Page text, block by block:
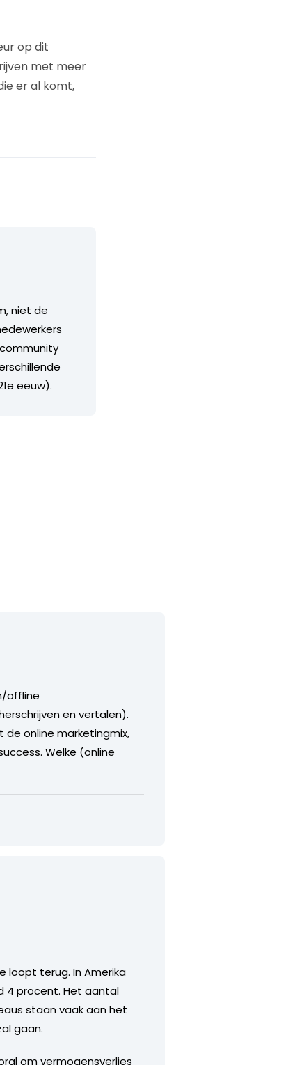
op dit
met meer
er al komt,
niet de
eeuw).
offline
en vertalen).
online marketingmix,
Welke (online
loopt terug. In Amerika
4 procent. Het aantal
staan vaak aan het
gaan.
om vermogensverlies